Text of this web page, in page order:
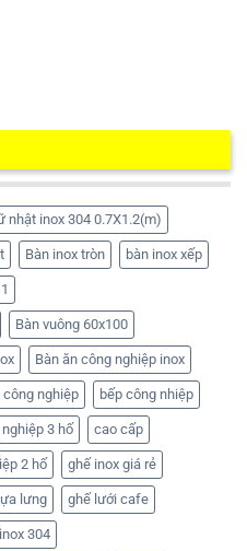
nhật inox 304 0.7X1.2(m)
Bàn inox tròn bàn inox xếp
Bàn vuông 60x100
Bàn ăn công nghiệp inox
công nghiệp bếp công nhiệp
3 hố cao cấp
2 hố ghế inox giá rẻ
lưng ghế lưới cafe
304